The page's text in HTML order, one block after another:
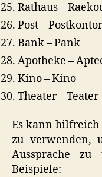
Rathaus –
Post – Postkontor
Bank – Pank
Apotheke –
Kino – Kino
Theater – Teater
Es kann hilfreich
zu verwenden,
Aussprache
Beispiele: